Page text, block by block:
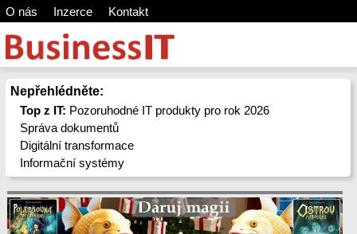
O nás Inzerce Kontakt
Nepřehlédněte:
Top z IT: Pozoruhodné IT produkty pro rok 2026
Správa dokumentů
Digitální transformace
Informační systémy